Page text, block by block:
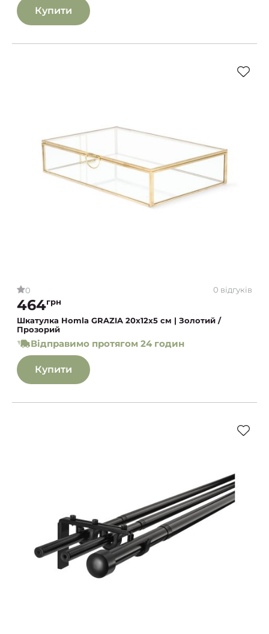
Купити
0 0 відгуків
464грн
Шкатулка Homla GRAZIA 20x12x5 см | Золотий /
Прозорий
Відправимо протягом 24 годин
Купити